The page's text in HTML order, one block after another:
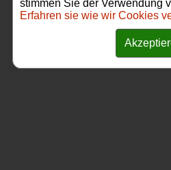
stimmen Sie der Verwendung
Erfahren sie wie wir Cookies